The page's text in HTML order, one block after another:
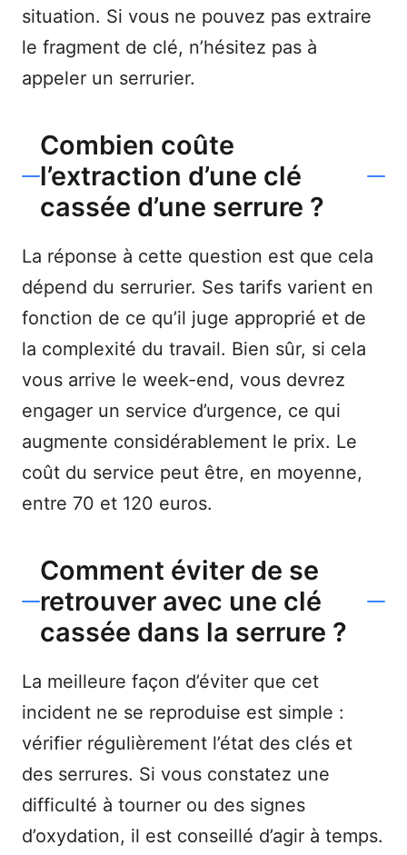
situation. Si vous ne pouvez pas extraire
le fragment de clé, n’hésitez pas à
appeler un serrurier.
Combien coûte
l’extraction d’une clé
cassée d’une serrure ?
La réponse à cette question est que cela
dépend du serrurier. Ses tarifs varient en
fonction de ce qu’il juge approprié et de
la complexité du travail. Bien sûr, si cela
vous arrive le week-end, vous devrez
engager un service d’urgence, ce qui
augmente considérablement le prix. Le
coût du service peut être, en moyenne,
entre 70 et 120 euros.
Comment éviter de se
retrouver avec une clé
cassée dans la serrure ?
La meilleure façon d’éviter que cet
incident ne se reproduise est simple :
vérifier régulièrement l’état des clés et
des serrures. Si vous constatez une
difficulté à tourner ou des signes
d’oxydation, il est conseillé d’agir à temps.